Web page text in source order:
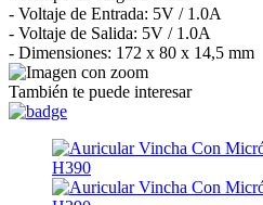
- Voltaje de Entrada: 5V / 1.0A
- Voltaje de Salida: 5V / 1.0A
- Dimensiones: 172 x 80 x 14,5 mm
También te puede interesar